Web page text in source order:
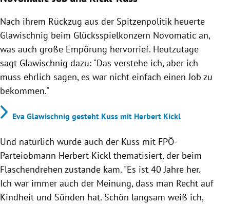
Nach ihrem Rückzug aus der Spitzenpolitik heuerte
Glawischnig beim Glücksspielkonzern Novomatic an,
was auch große Empörung hervorrief. Heutzutage
sagt Glawischnig dazu: "Das verstehe ich, aber ich
muss ehrlich sagen, es war nicht einfach einen Job zu
bekommen."
Eva Glawischnig gesteht Kuss mit Herbert Kickl
Und natürlich wurde auch der Kuss mit FPÖ-
Parteiobmann Herbert Kickl thematisiert, der beim
Flaschendrehen zustande kam. "Es ist 40 Jahre her.
Ich war immer auch der Meinung, dass man Recht auf
Kindheit und Sünden hat. Schön langsam weiß ich,